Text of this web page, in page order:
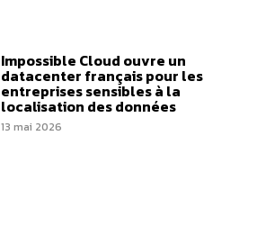
Impossible Cloud ouvre un
datacenter français pour les
entreprises sensibles à la
localisation des données
13 mai 2026